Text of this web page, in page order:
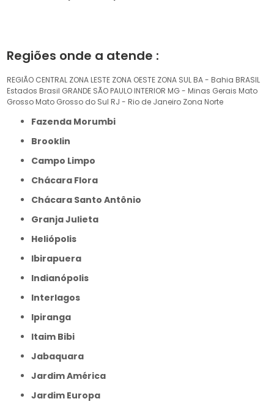
Regiões onde a atende :
REGIÃO CENTRAL ZONA LESTE ZONA OESTE ZONA SUL BA - Bahia BRASIL
Estados Brasil GRANDE SÃO PAULO INTERIOR MG - Minas Gerais Mato
Grosso Mato Grosso do Sul RJ - Rio de Janeiro Zona Norte
Fazenda Morumbi
Brooklin
Campo Limpo
Chácara Flora
Chácara Santo Antônio
Granja Julieta
Heliópolis
Ibirapuera
Indianópolis
Interlagos
Ipiranga
Itaim Bibi
Jabaquara
Jardim América
Jardim Europa